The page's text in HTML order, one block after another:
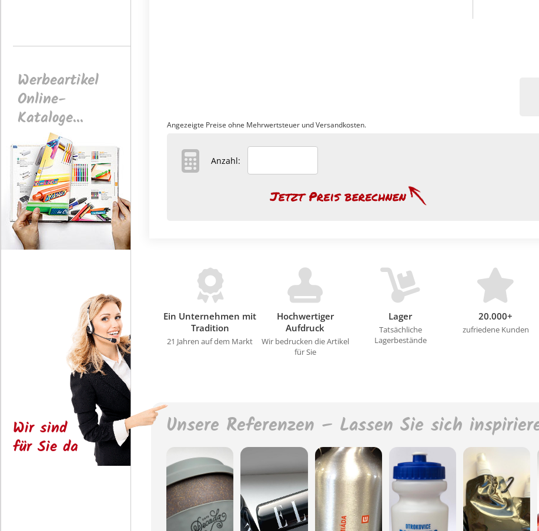
Werbeartikel
Online-
Kataloge...
Wir sind
für Sie da
Angezeigte Preise ohne Mehrwertsteuer und Versandkosten.
Anzahl:
Ein Unternehmen mit
Tradition
21 Jahren auf dem Markt
Hochwertiger
Aufdruck
Wir bedrucken die Artikel
für Sie
Lager
Tatsächliche
Lagerbestände
20.000+
zufriedene Kunden
Unsere Referenzen – Lassen Sie sich